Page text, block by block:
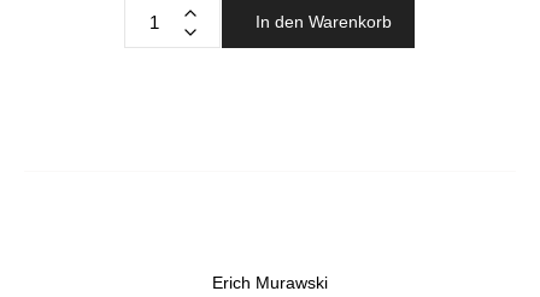
In den Warenkorb
Erich Murawski